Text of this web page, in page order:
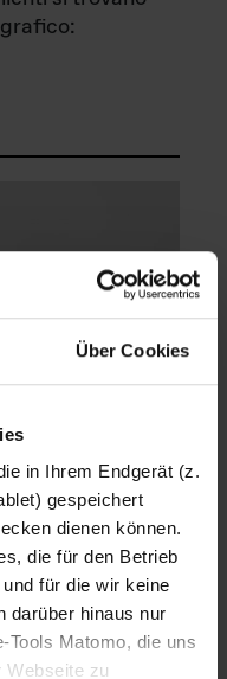
Über Cookies
in Ihrem Endgerät (z.
gespeichert
dienen können.
die für den Betrieb
für die wir keine
darüber hinaus nur
Matomo, die uns
Webseite zu
Lorenz